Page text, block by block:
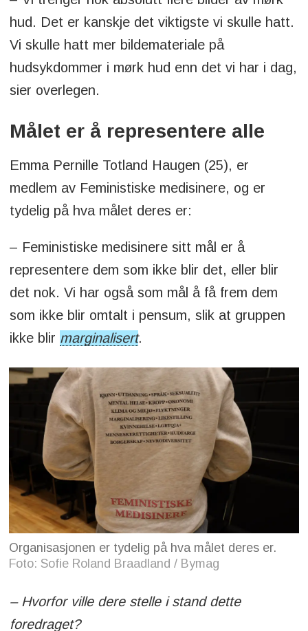
hud. Det er kanskje det viktigste vi skulle hatt.
Vi skulle hatt mer bildemateriale på
hudsykdommer i mørk hud enn det vi har i dag,
sier overlegen.
Målet er å representere alle
Emma Pernille Totland Haugen (25), er
medlem av Feministiske medisinere, og er
tydelig på hva målet deres er:
– Feministiske medisinere sitt mål er å
representere dem som ikke blir det, eller blir
det nok. Vi har også som mål å få frem dem
som ikke blir omtalt i pensum, slik at gruppen
ikke blir marginalisert.
Organisasjonen er tydelig på hva målet deres er.
Foto: Sofie Roland Braadland / Bymag
– Hvorfor ville dere stelle i stand dette
foredraget?